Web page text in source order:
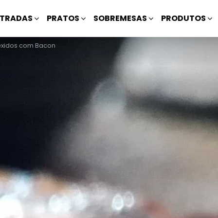
PRATOS SOBREMESAS PRODUTOS
com Bacon